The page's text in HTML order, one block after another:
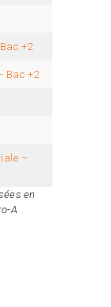
+2
Bac +2
–
en
A